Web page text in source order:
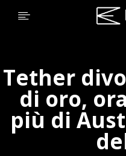

Tether
di oro,
più di